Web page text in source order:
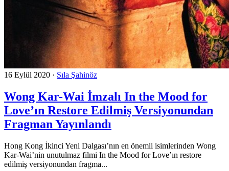
16 Eylül 2020 · Sıla Şahinöz
Wong Kar-Wai İmzalı In the Mood for
Love’ın Restore Edilmiş Versiyonundan
Fragman Yayınlandı
Hong Kong İkinci Yeni Dalgası’nın en önemli isimlerinden Wong
Kar-Wai’nin unutulmaz filmi In the Mood for Love’ın restore
edilmiş versiyonundan fragma...